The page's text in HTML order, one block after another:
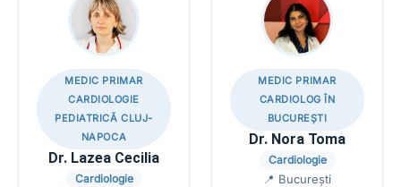
MEDIC PRIMAR
CARDIOLOGIE
PEDIATRICĂ CLUJ-
NAPOCA
Dr. Lazea Cecilia
Cardiologie
MEDIC PRIMAR
CARDIOLOG ÎN
BUCUREȘTI
Dr. Nora Toma
Cardiologie
📍 București